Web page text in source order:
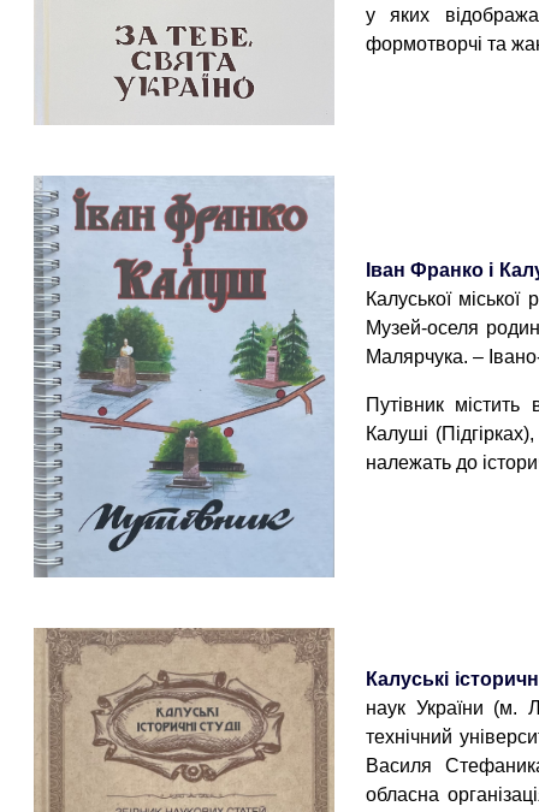
у яких
формотворчі та
Іван Франко і
Калуської
Музей-оселя
Малярчука. –
Путівник
Калуші
належать до
Калуські
наук України (м.
технічний
Василя
обласна